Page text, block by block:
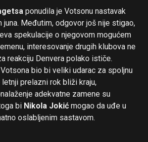
ponudila je Votsonu nastavak
juna. Međutim, odgovor još nije stigao,
spekulacije o njegovom mogućem
interesovanje drugih klubova ne
reakciju Denvera polako ističe.
bio bi veliki udarac za spoljnu
prelazni rok bliži kraju,
adekvatne zamene su
bi Nikola Jokić mogao da uđe u
oslabljenim sastavom.